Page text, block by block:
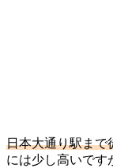
日本大通り駅まで
には少し高いです